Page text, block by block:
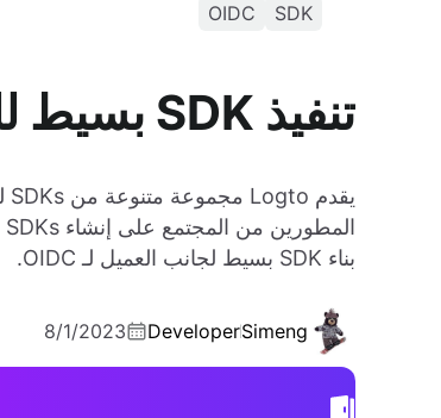
SDK
OIDC
تنفيذ SDK بسيط للعميل لـ OIDC
بناء SDK بسيط لجانب العميل لـ OIDC.
Simeng
Developer
8/1/2023